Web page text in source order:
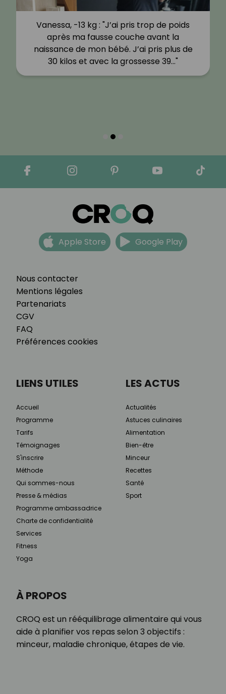
Vanessa, -13 kg : "J’ai pris trop de poids
après ma fausse couche avant la
naissance de mon bébé. J’ai pris plus de
30 kilos et avec la grossesse 39…"
Nous contacter
Mentions légales
Partenariats
CGV
FAQ
Préférences cookies
Apple Store Google Play
À PROPOS
CROQ est un rééquilibrage alimentaire qui vous
aide à planifier vos repas selon 3 objectifs :
minceur, maladie chronique, étapes de vie.
LIENS UTILES
Accueil
Programme
Tarifs
Témoignages
S'inscrire
Méthode
Qui sommes-nous
Presse & médias
Programme ambassadrice
Charte de confidentialité
Services
Fitness
Yoga
LES ACTUS
Actualités
Astuces culinaires
Alimentation
Bien-être
Minceur
Recettes
Santé
Sport